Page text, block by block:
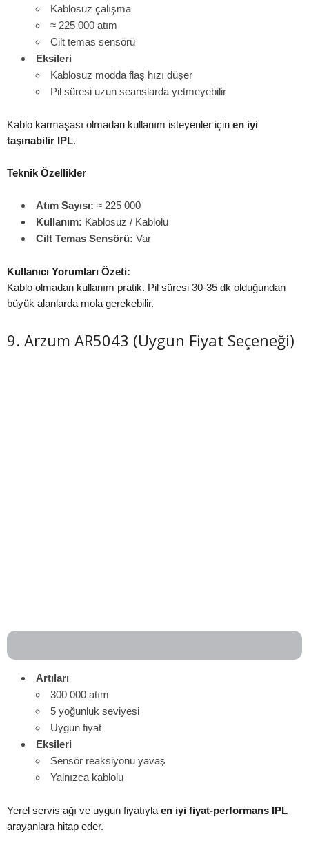
Kablosuz çalışma
≈ 225 000 atım
Cilt temas sensörü
Eksileri
Kablosuz modda flaş hızı düşer
Pil süresi uzun seanslarda yetmeyebilir
Kablo karmaşası olmadan kullanım isteyenler için en iyi
taşınabilir IPL.
Teknik Özellikler
Atım Sayısı: ≈ 225 000
Kullanım: Kablosuz / Kablolu
Cilt Temas Sensörü: Var
Kullanıcı Yorumları Özeti:
Kablo olmadan kullanım pratik. Pil süresi 30-35 dk olduğundan
büyük alanlarda mola gerekebilir.
9. Arzum AR5043 (Uygun Fiyat Seçeneği)
Artıları
300 000 atım
5 yoğunluk seviyesi
Uygun fiyat
Eksileri
Sensör reaksiyonu yavaş
Yalnızca kablolu
Yerel servis ağı ve uygun fiyatıyla en iyi fiyat-performans IPL
arayanlara hitap eder.